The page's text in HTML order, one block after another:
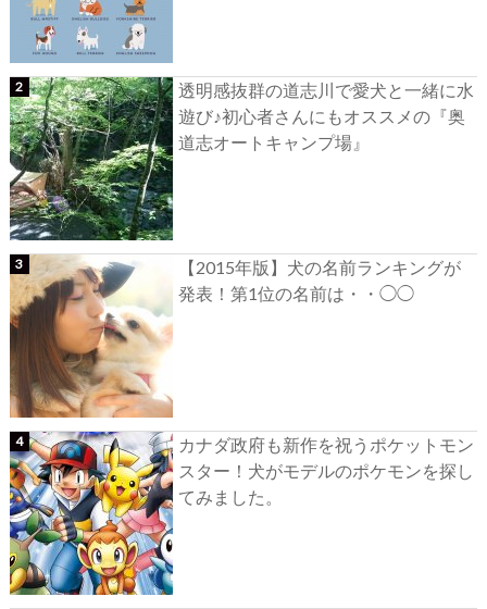
透明感抜群の道志川で愛犬と一緒に水
遊び♪初心者さんにもオススメの『奥
道志オートキャンプ場』
【2015年版】犬の名前ランキングが
発表！第1位の名前は・・◯◯
カナダ政府も新作を祝うポケットモン
スター！犬がモデルのポケモンを探し
てみました。